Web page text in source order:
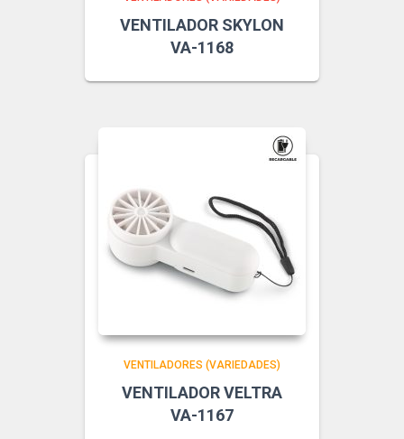
VENTILADOR SKYLON
VA-1168
VENTILADORES (VARIEDADES)
VENTILADOR VELTRA
VA-1167